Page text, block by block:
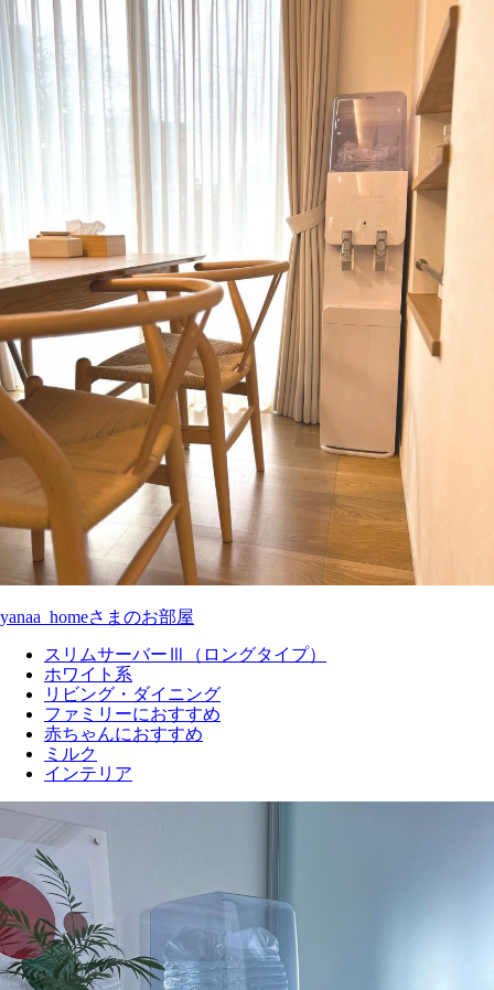
yanaa_homeさまのお部屋
スリムサーバーⅢ（ロングタイプ）
ホワイト系
リビング・ダイニング
ファミリーにおすすめ
赤ちゃんにおすすめ
ミルク
インテリア